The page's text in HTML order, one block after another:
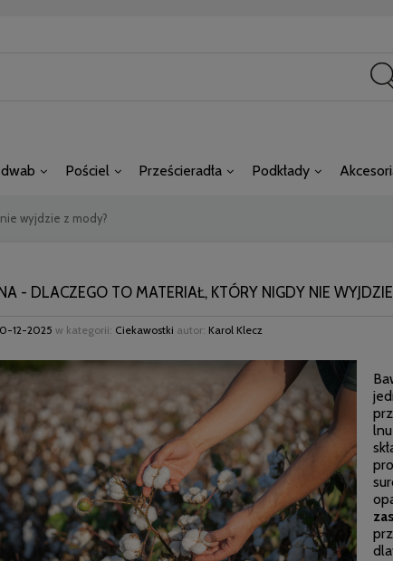
Pościel Prześcieradła Podkłady
wyjdzie z mody?
- DLACZEGO TO MATERIAŁ, KTÓRY NIGDY NIE
12-2025 w kategorii: Ciekawostki autor: Karol Klecz